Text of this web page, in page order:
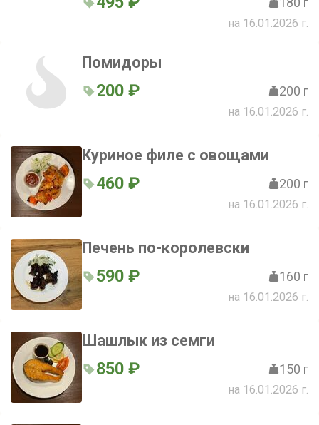
на 16.01.2026 г.
Помидоры
200 ₽ 200 г
на 16.01.2026 г.
Куриное филе с овощами
460 ₽ 200 г
на 16.01.2026 г.
Печень по-королевски
590 ₽ 160 г
на 16.01.2026 г.
Шашлык из семги
850 ₽ 150 г
на 16.01.2026 г.